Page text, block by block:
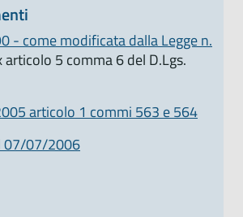
- come modificata dalla Legge n.
articolo 5 comma 6 del D.Lgs.
articolo 1 commi 563 e 564
07/07/2006